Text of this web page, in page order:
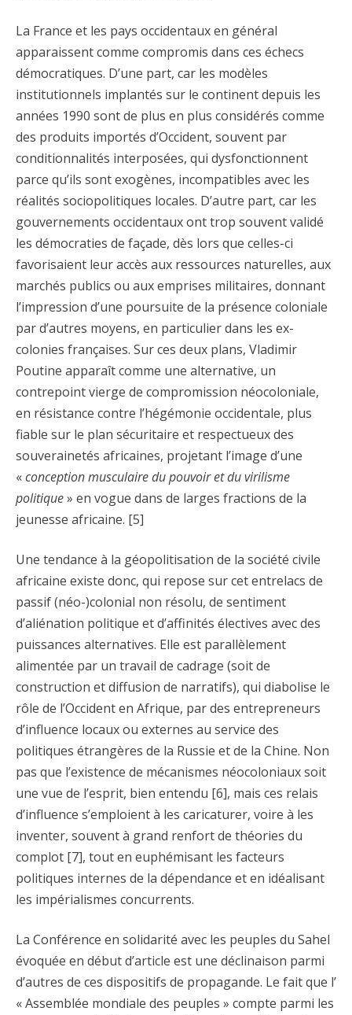
La France et les pays occidentaux en général
apparaissent comme compromis dans ces échecs
démocratiques. D’une part, car les modèles
institutionnels implantés sur le continent depuis les
années 1990 sont de plus en plus considérés comme
des produits importés d’Occident, souvent par
conditionnalités interposées, qui dysfonctionnent
parce qu’ils sont exogènes, incompatibles avec les
réalités sociopolitiques locales. D’autre part, car les
gouvernements occidentaux ont trop souvent validé
les démocraties de façade, dès lors que celles-ci
favorisaient leur accès aux ressources naturelles, aux
marchés publics ou aux emprises militaires, donnant
l’impression d’une poursuite de la présence coloniale
par d’autres moyens, en particulier dans les ex-
colonies françaises. Sur ces deux plans, Vladimir
Poutine apparaît comme une alternative, un
contrepoint vierge de compromission néocoloniale,
en résistance contre l’hégémonie occidentale, plus
fiable sur le plan sécuritaire et respectueux des
souverainetés africaines, projetant l’image d’une
«conception musculaire du pouvoir et du virilisme
politique» en vogue dans de larges fractions de la
jeunesse africaine. [5]
Une tendance à la géopolitisation de la société civile
africaine existe donc, qui repose sur cet entrelacs de
passif (néo-)colonial non résolu, de sentiment
d’aliénation politique et d’affinités électives avec des
puissances alternatives. Elle est parallèlement
alimentée par un travail de cadrage (soit de
construction et diffusion de narratifs), qui diabolise le
rôle de l’Occident en Afrique, par des entrepreneurs
d’influence locaux ou externes au service des
politiques étrangères de la Russie et de la Chine. Non
pas que l’existence de mécanismes néocoloniaux soit
une vue de l’esprit, bien entendu [6], mais ces relais
d’influence s’emploient à les caricaturer, voire à les
inventer, souvent à grand renfort de théories du
complot [7], tout en euphémisant les facteurs
politiques internes de la dépendance et en idéalisant
les impérialismes concurrents.
La Conférence en solidarité avec les peuples du Sahel
évoquée en début d’article est une déclinaison parmi
d’autres de ces dispositifs de propagande. Le fait que l’
« Assemblée mondiale des peuples » compte parmi les